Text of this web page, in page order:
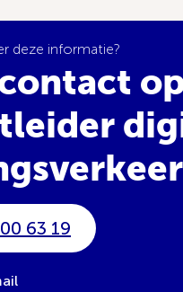
deze informatie?
63 19